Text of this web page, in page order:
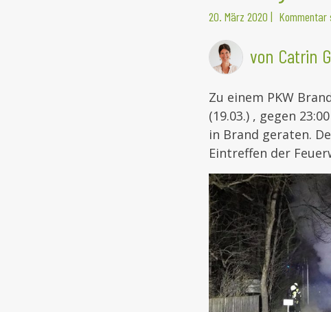
20. März 2020 | Kommentar
von Catrin
Zu einem PKW
(19.03.) , gegen
in Brand geraten.
Eintreffen der